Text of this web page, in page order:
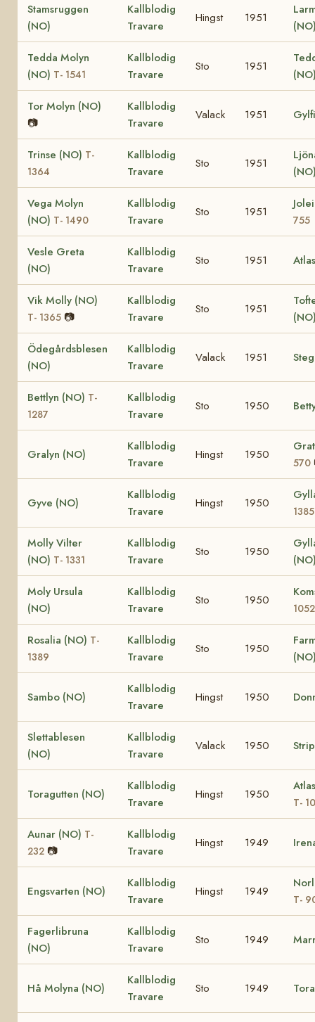
Stamsruggen
(NO)
Kallblodig
Travare
Hingst 1951
Tedda Molyn
(NO) T- 1541
Kallblodig
Travare
Sto 1951
Tor Molyn (NO)
📷
Kallblodig
Travare
Valack 1951
Trinse (NO) T-
1364
Kallblodig
Travare
Sto 1951
Vega Molyn
(NO) T- 1490
Kallblodig
Travare
Sto 1951
755
Vesle Greta
(NO)
Kallblodig
Travare
Sto 1951
Vik Molly (NO)
T- 1365 📷
Kallblodig
Travare
Sto 1951
Ödegårdsblesen
(NO)
Kallblodig
Travare
Valack 1951
Bettlyn (NO) T-
1287
Kallblodig
Travare
Sto 1950
Gralyn (NO)
Kallblodig
Travare
Hingst 1950
570
Gyve (NO)
Kallblodig
Travare
Hingst 1950
1385
Molly Vilter
(NO) T- 1331
Kallblodig
Travare
Sto 1950
Moly Ursula
(NO)
Kallblodig
Travare
Sto 1950
1052
Rosalia (NO) T-
1389
Kallblodig
Travare
Sto 1950
Sambo (NO)
Kallblodig
Travare
Hingst 1950
Slettablesen
(NO)
Kallblodig
Travare
Valack 1950
Toragutten (NO)
Kallblodig
Travare
Hingst 1950
T-
Aunar (NO) T-
232 📷
Kallblodig
Travare
Hingst 1949
Engsvarten (NO)
Kallblodig
Travare
Hingst 1949
T-
Fagerlibruna
(NO)
Kallblodig
Travare
Sto 1949
Hå Molyna (NO)
Kallblodig
Travare
Sto 1949